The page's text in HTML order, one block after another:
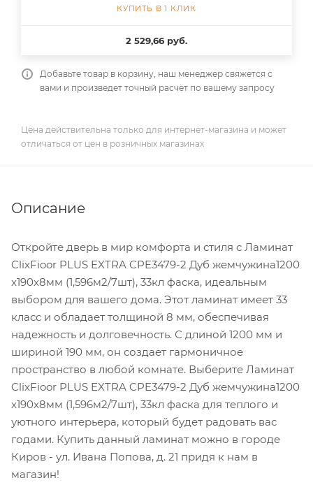
КУПИТЬ В 1 КЛИК
2 529,66 руб.
Добавьте товар в корзину, наш менеджер свяжется с
вами и произведет точный расчёт по вашему запросу
Цена действительна только для интернет-магазина и может
отличаться от цен в розничных магазинах
Описание
Откройте дверь в мир комфорта и стиля с Ламинат
ClixFioor PLUS EXTRA CPE3479-2 Дуб жемчужина1200
x190x8мм (1,596м2/7шт), 33кл фаска, идеальным
выбором для вашего дома. Этот ламинат имеет 33
класс и обладает толщиной 8 мм, обеспечивая
надежность и долговечность. С длиной 1200 мм и
шириной 190 мм, он создает гармоничное
пространство в любой комнате. Выберите Ламинат
ClixFioor PLUS EXTRA CPE3479-2 Дуб жемчужина1200
x190x8мм (1,596м2/7шт), 33кл фаска для теплого и
уютного интерьера, который будет радовать вас
годами. Купить данный ламинат можно в городе
Киров - ул. Ивана Попова, д. 21 придя к нам в
магазин!